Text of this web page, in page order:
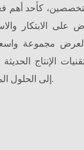
كأحد أهم
على الابتكار
لعرض مجموعة
الإنتاج
إلى الحلول المبتكرة.